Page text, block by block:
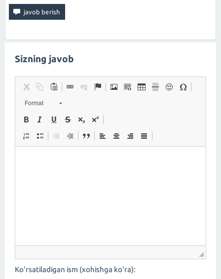
Sizning javob
Format
Ko'rsatiladigan ism (xohishga ko'ra):